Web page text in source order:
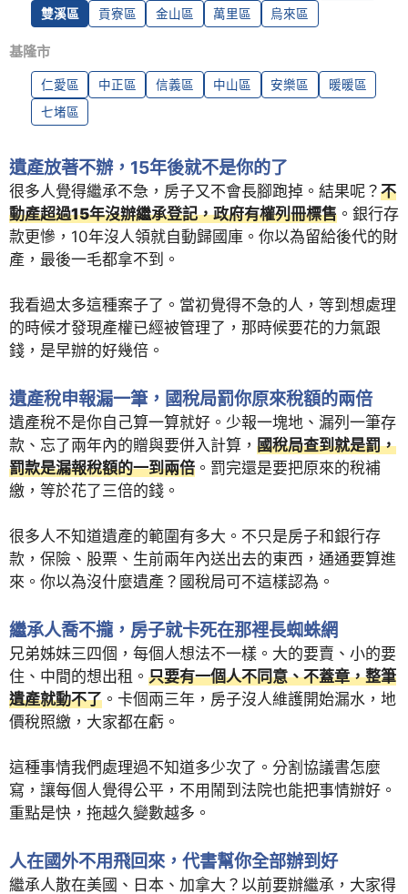
雙溪區
貢寮區 金山區 萬里區 烏來區
基隆市
仁愛區 中正區 信義區 中山區 安樂區
暖暖區
七堵區
遺產放著不辦，15年後就不是你的了
很多人覺得繼承不急，房子又不會長腳跑掉。結果呢？ 不
動產超過15年沒辦繼承登記，政府有權列冊標售 。銀行存
款更慘，10年沒人領就自動歸國庫。你以為留給後代的財
產，最後一毛都拿不到。
我看過太多這種案子了。當初覺得不急的人，等到想處理
的時候才發現產權已經被管理了，那時候要花的力氣跟
錢，是早辦的好幾倍。
遺產稅申報漏一筆，國稅局罰你原來稅額的兩倍
遺產稅不是你自己算一算就好。少報一塊地、漏列一筆存
款、忘了兩年內的贈與要併入計算， 國稅局查到就是罰，
罰款是漏報稅額的一到兩倍 。罰完還是要把原來的稅補
繳，等於花了三倍的錢。
很多人不知道遺產的範圍有多大。不只是房子和銀行存
款，保險、股票、生前兩年內送出去的東西，通通要算進
來。你以為沒什麼遺產？國稅局可不這樣認為。
繼承人喬不攏，房子就卡死在那裡長蜘蛛網
兄弟姊妹三四個，每個人想法不一樣。大的要賣、小的要
住、中間的想出租。 只要有一個人不同意、不蓋章，整筆
遺產就動不了 。卡個兩三年，房子沒人維護開始漏水，地
價稅照繳，大家都在虧。
這種事情我們處理過不知道多少次了。分割協議書怎麼
寫，讓每個人覺得公平，不用鬧到法院也能把事情辦好。
重點是快，拖越久變數越多。
人在國外不用飛回來，代書幫你全部辦到好
繼承人散在美國、日本、加拿大？以前要辦繼承，大家得